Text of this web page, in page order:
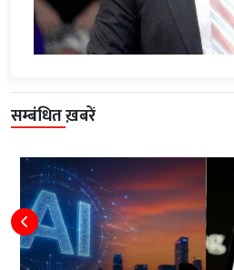
सम्बंधित ख़बरें